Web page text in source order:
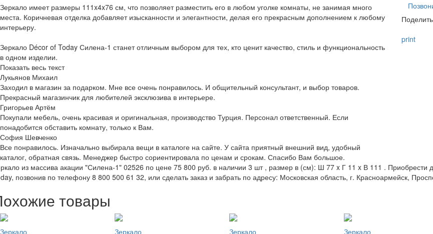
Зеркало имеет размеры 111x4x76 см, что позволяет разместить его в любом уголке комнаты, не занимая много
места. Коричневая отделка добавляет изысканности и элегантности, делая его прекрасным дополнением к любому
интерьеру.
Зеркало Décor of Today Силена-1 станет отличным выбором для тех, кто ценит качество, стиль и функциональность
в одном изделии.
Показать весь текст
Лукьянов Михаил
Заходил в магазин за подарком. Мне все очень понравилось. И общительный консультант, и выбор товаров.
Прекрасный магазинчик для любителей эксклюзива в интерьере.
Григорьев Артём
Покупали мебель, очень красивая и оригинальная, производство Турция. Персонал ответственный. Если
понадобится обставить комнату, только к Вам.
София Шевченко
Все понравилось. Изначально выбирала вещи в каталоге на сайте. У сайта приятный внешний вид, удобный
каталог, обратная связь. Менеджер быстро сориентировала по ценам и срокам. Спасибо Вам большое.
print
из массива акации "Силена-1" 02526 по цене 75 800 руб. в наличии 3 шт , размер в (см): Ш 77 x Г 11 x В 111 .
позвонив по телефону 8 800 500 61 32, или сделать заказ и забрать по адресу: Московская область, г. Красноармейск,
товары
Зеркало Зеркало Зеркало Зеркало